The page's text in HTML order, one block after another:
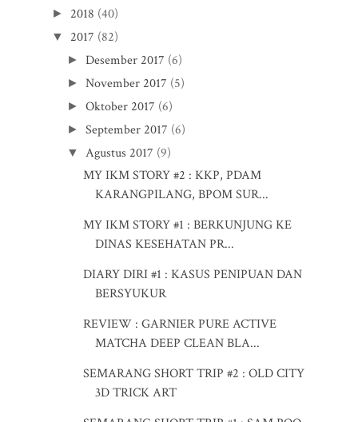
► 2018 (40)
▼ 2017 (82)
► Desember 2017 (6)
►November 2017 (5)
►Oktober 2017 (6)
►September 2017 (6)
▼ Agustus 2017 (9)
MY IKM STORY #2 : KKP, PDAM
KARANGPILANG, BPOM SUR...
MY IKM STORY #1 : BERKUNJUNG KE
DINAS KESEHATAN PR...
DIARY DIRI #1 : KASUS PENIPUAN DAN
BERSYUKUR
REVIEW : GARNIER PURE ACTIVE
MATCHA DEEP CLEAN BLA...
SEMARANG SHORT TRIP #2 : OLD CITY
3D TRICK ART